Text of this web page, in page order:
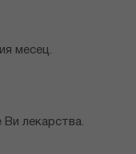
месец.
лекарства.